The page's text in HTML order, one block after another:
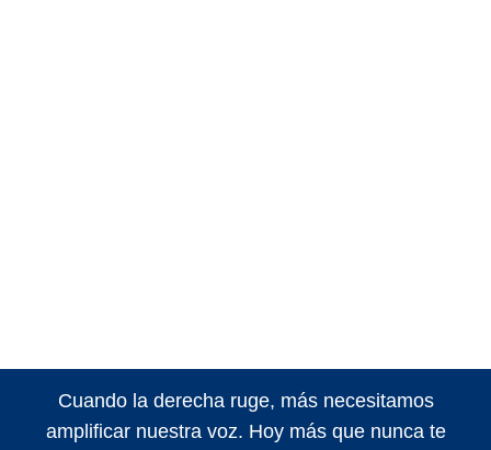
Cuando la derecha ruge, más necesitamos
amplificar nuestra voz. Hoy más que nunca te